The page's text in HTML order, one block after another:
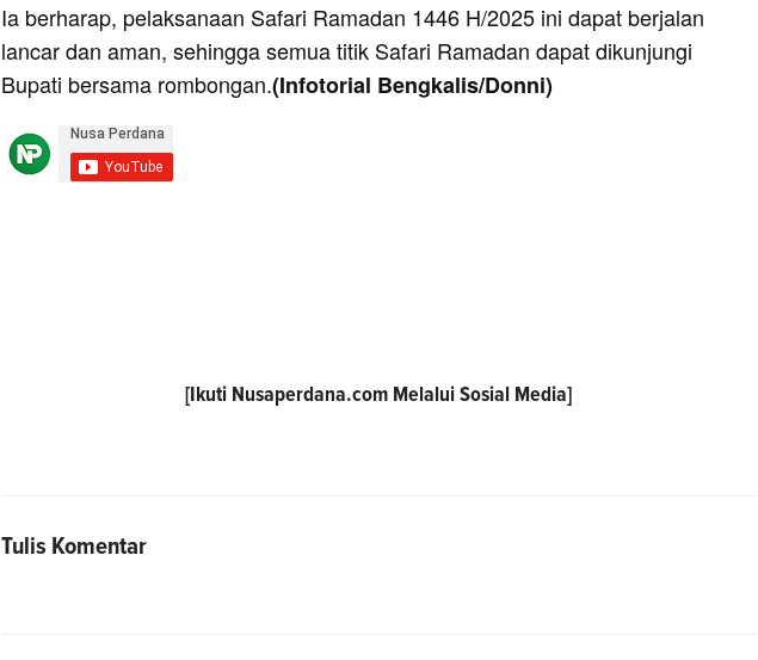
Ia berharap, pelaksanaan Safari Ramadan 1446 H/2025 ini dapat berjalan
lancar dan aman, sehingga semua titik Safari Ramadan dapat dikunjungi
Bupati bersama rombongan.(Infotorial Bengkalis/Donni)
[Ikuti Nusaperdana.com Melalui Sosial Media]
Tulis Komentar